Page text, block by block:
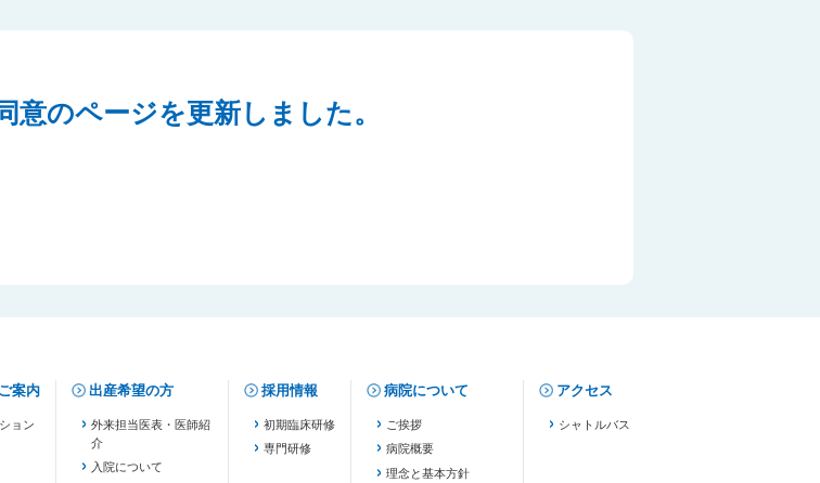
意のページを更新しました。
案内
ョン
出産希望の方
外来担当医表・医師紹
介
入院について
採用情報
初期臨床研修
専門研修
病院について
ご挨拶
病院概要
理念と基本方針
アクセス
シャトルバス